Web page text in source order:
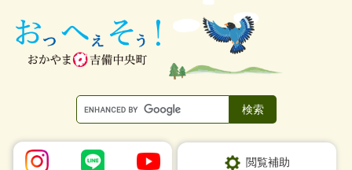
閲覧補助